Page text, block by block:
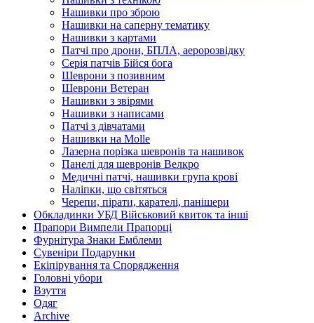
Нашивки про зброю
Нашивки на саперну тематику
Нашивки з картами
Патчі про дрони, БПЛА, аеророзвідку
Серія патчів Бійся бога
Шеврони з позивним
Шеврони Ветеран
Нашивки з звірями
Нашивки з написами
Патчі з дівчатами
Нашивки на Molle
Лазерна порізка шевронів та нашивок
Панелі для шевронів Велкро
Медичні патчі, нашивки група крові
Наліпки, що світяться
Черепи, пірати, карателі, панішери
Обкладинки УБД Військовий квиток та інші
Прапори Вимпели Прапорці
Фурнітура Знаки Емблеми
Сувеніри Подарунки
Екіпірування та Спорядження
Головні убори
Взуття
Одяг
Archive